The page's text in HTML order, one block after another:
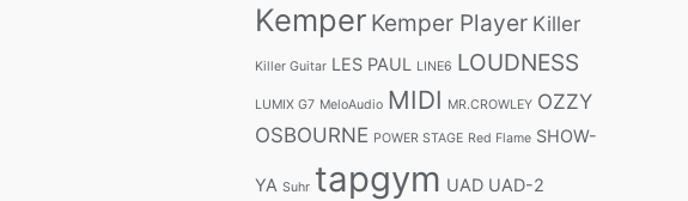
Kemper Kemper Player Killer
Killer Guitar LES PAUL LINE6 LOUDNESS
LUMIX G7 MeloAudio MIDI MR.CROWLEY OZZY
OSBOURNE POWER STAGE Red Flame SHOW-
YA Suhr tapgym UAD UAD-2